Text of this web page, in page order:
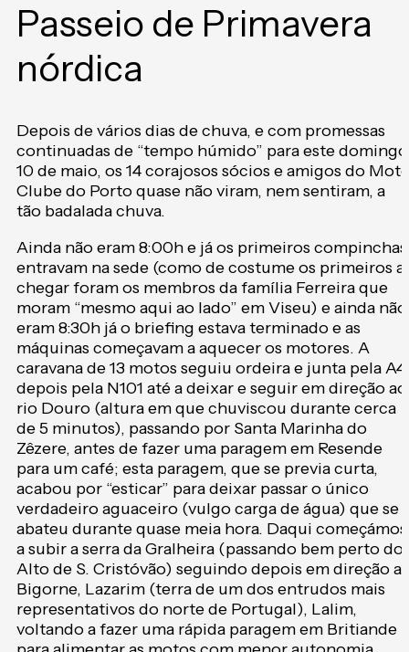
Passeio de Primavera
nórdica
Depois de vários dias de chuva, e com promessas
continuadas de “tempo húmido” para este domingo
10 de maio, os 14 corajosos sócios e amigos do
Clube do Porto quase não viram, nem sentiram, a
tão badalada chuva.
Ainda não eram 8:00h e já os primeiros compinchas
entravam na sede (como de costume os primeiros a
chegar foram os membros da família Ferreira que
moram “mesmo aqui ao lado” em Viseu) e ainda não
eram 8:30h já o briefing estava terminado e as
máquinas começavam a aquecer os motores. A
caravana de 13 motos seguiu ordeira e junta pela A4,
depois pela N101 até a deixar e seguir em direção ao
rio Douro (altura em que chuviscou durante cerca
de 5 minutos), passando por Santa Marinha do
Zêzere, antes de fazer uma paragem em Resende
para um café; esta paragem, que se previa curta,
acabou por “esticar” para deixar passar o único
verdadeiro aguaceiro (vulgo carga de água) que se
abateu durante quase meia hora. Daqui começámos
a subir a serra da Gralheira (passando bem perto do
Alto de S. Cristóvão) seguindo depois em direção a
Bigorne, Lazarim (terra de um dos entrudos mais
representativos do norte de Portugal), Lalim,
voltando a fazer uma rápida paragem em Britiande